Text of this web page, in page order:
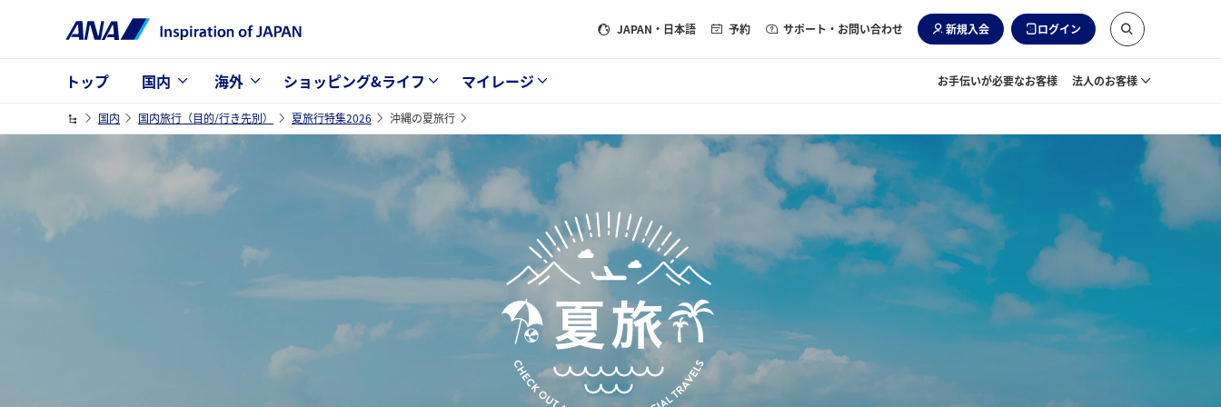
JAPAN ・日本語 予約 サポート・お問い合わせ 新規入会 ログイン
トップ 国内 海外 ショッピング&ライフ マイレージ お手伝いが必要なお客様 法人のお客様
国内 国内旅行（目的/行き先別） 夏旅行特集2026 沖縄の夏旅行